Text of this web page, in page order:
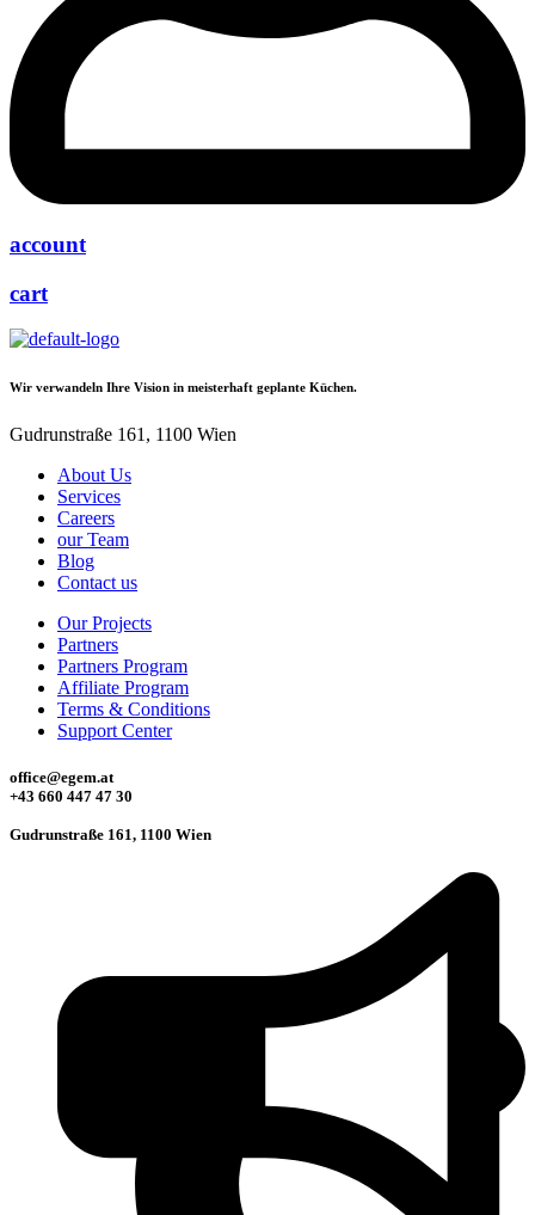
account
cart
Wir verwandeln Ihre Vision in meisterhaft geplante Küchen.
Gudrunstraße 161, 1100 Wien
About Us
Services
Careers
our Team
Blog
Contact us
Our Projects
Partners
Partners Program
Affiliate Program
Terms & Conditions
Support Center
office@egem.at
+43 660 447 47 30
Gudrunstraße 161, 1100 Wien